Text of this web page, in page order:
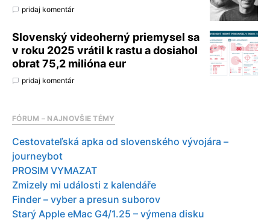
pridaj komentár
Slovenský videoherný priemysel sa
v roku 2025 vrátil k rastu a dosiahol
obrat 75,2 milióna eur
pridaj komentár
FÓRUM – NAJNOVŠIE TÉMY
Cestovateľská apka od slovenského vývojára –
journeybot
PROSIM VYMAZAT
Zmizely mi události z kalendáře
Finder – vyber a presun suborov
Starý Apple eMac G4/1.25 – výmena disku